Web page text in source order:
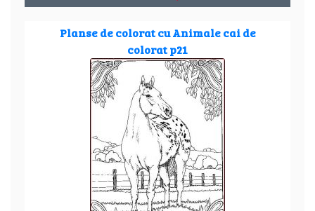
Planse de colorat cu Animale cai de
colorat p21